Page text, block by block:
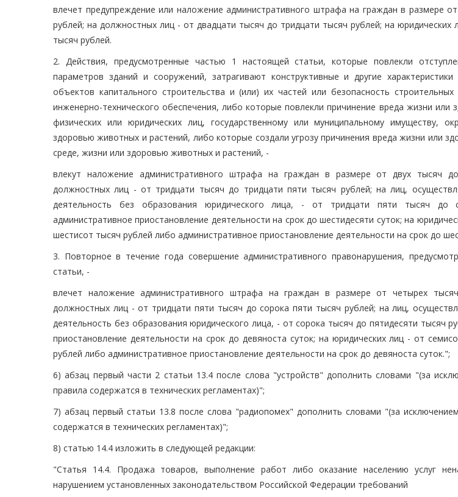
влечет предупреждение или наложение административного штрафа на граждан в размере
рублей; на должностных лиц - от двадцати тысяч до тридцати тысяч рублей; на юридических
тысяч рублей.
2. Действия, предусмотренные частью 1 настоящей статьи, которые повлекли
параметров зданий и сооружений, затрагивают конструктивные и другие
объектов капитального строительства и (или) их частей или безопасность строительных
инженерно-технического обеспечения, либо которые повлекли причинение вреда жизни или
физических или юридических лиц, государственному или муниципальному имуществу,
здоровью животных и растений, либо которые создали угрозу причинения вреда жизни или
среде, жизни или здоровью животных и растений, -
влекут наложение административного штрафа на граждан в размере от двух тысяч
должностных лиц - от тридцати тысяч до тридцати пяти тысяч рублей; на лиц,
деятельность без образования юридического лица, - от тридцати пяти тысяч до
административное приостановление деятельности на срок до шестидесяти суток; на
шестисот тысяч рублей либо административное приостановление деятельности на срок до
3. Повторное в течение года совершение административного правонарушения,
статьи, -
влечет наложение административного штрафа на граждан в размере от четырех
должностных лиц - от тридцати пяти тысяч до сорока пяти тысяч рублей; на лиц,
деятельность без образования юридического лица, - от сорока тысяч до пятидесяти тысяч
приостановление деятельности на срок до девяноста суток; на юридических лиц - от
рублей либо административное приостановление деятельности на срок до девяноста суток.";
6) абзац первый части 2 статьи 13.4 после слова "устройств" дополнить словами "(за
правила содержатся в технических регламентах)";
7) абзац первый статьи 13.8 после слова "радиопомех" дополнить словами "(за
содержатся в технических регламентах)";
8) статью 14.4 изложить в следующей редакции:
"Статья 14.4. Продажа товаров, выполнение работ либо оказание населению услуг
нарушением установленных законодательством Российской Федерации требований